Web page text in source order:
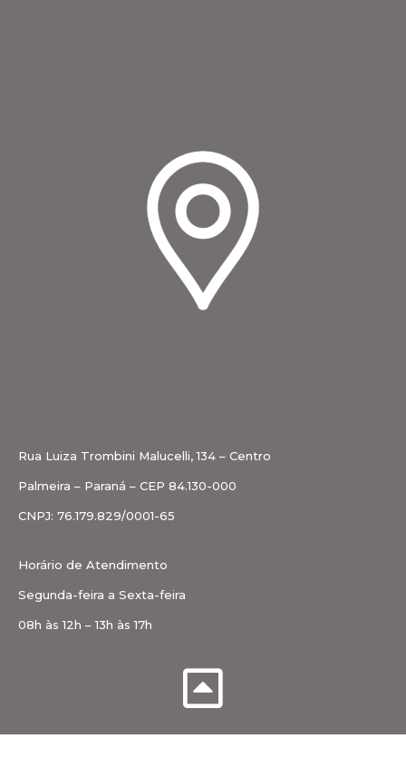
Rua Luiza Trombini Malucelli, 134 – Centro
Palmeira – Paraná – CEP 84.130-000
CNPJ: 76.179.829/0001-65
Horário de Atendimento
Segunda-feira a Sexta-feira
08h às 12h – 13h às 17h